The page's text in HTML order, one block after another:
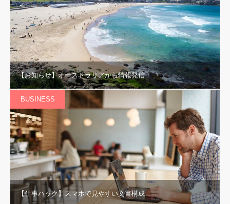
【お知らせ】オーストラリアから情報発信！
BUSINESS
【仕事ハック】スマホで見やすい文書構成